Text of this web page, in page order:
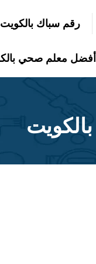
رقم سباك بالكويت